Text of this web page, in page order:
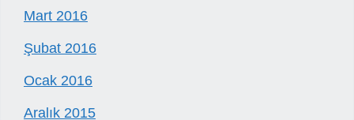
Mart 2016
Şubat 2016
Ocak 2016
Aralık 2015